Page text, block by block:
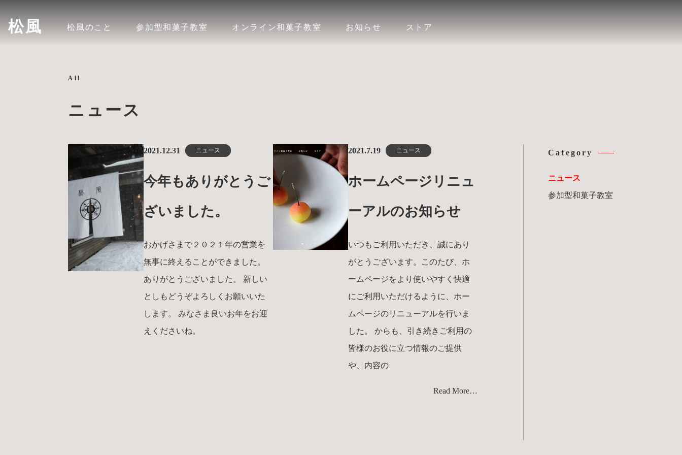
松風 松風のこと 参加型和菓子教室 オンライン和菓子教室 お知らせ ストア
All
ニュース
2021.12.31 ニュース
今年もありがとうご
ざいました。
おかげさまで２０２１年の営業を
無事に終えることができました。
ありがとうございました。 新しい
としもどうぞよろしくお願いいた
します。 みなさま良いお年をお迎
えくださいね。
2021.7.19 ニュース
ホームページリニュ
ーアルのお知らせ
いつもご利用いただき、誠にあり
がとうございます。このたび、ホ
ームページをより使いやすく快適
にご利用いただけるように、ホー
ムページのリニューアルを行いま
した。 からも、引き続きご利用の
皆様のお役に立つ情報のご提供
や、内容の
Read More…
Category
ニュース
参加型和菓子教室